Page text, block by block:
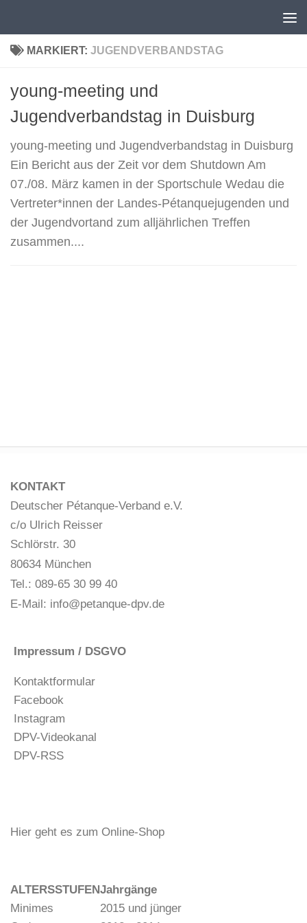
MARKIERT: JUGENDVERBANDSTAG
young-meeting und
Jugendverbandstag in Duisburg
young-meeting und Jugendverbandstag in Duisburg
Ein Bericht aus der Zeit vor dem Shutdown Am
07./08. März kamen in der Sportschule Wedau die
Vertreter*innen der Landes-Pétanquejugenden und
der Jugendvortand zum alljährlichen Treffen
zusammen....
KONTAKT
Deutscher Pétanque-Verband e.V.
c/o Ulrich Reisser
Schlörstr. 30
80634 München
Tel.: 089-65 30 99 40
E-Mail: info@petanque-dpv.de
Impressum / DSGVO
Kontaktformular
Facebook
Instagram
DPV-Videokanal
DPV-RSS
Hier geht es zum Online-Shop
ALTERSSTUFENJahrgänge
Minimes
2015 und jünger